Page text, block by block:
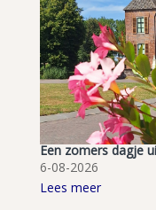
Een zomers dagje
6-08-2026
Lees meer